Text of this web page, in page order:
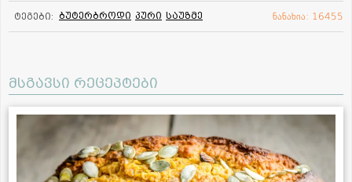
ტეგები: ბუტერბროდი პური საუზმე ნანახია: 16455
მსგავსი რეცეპტები